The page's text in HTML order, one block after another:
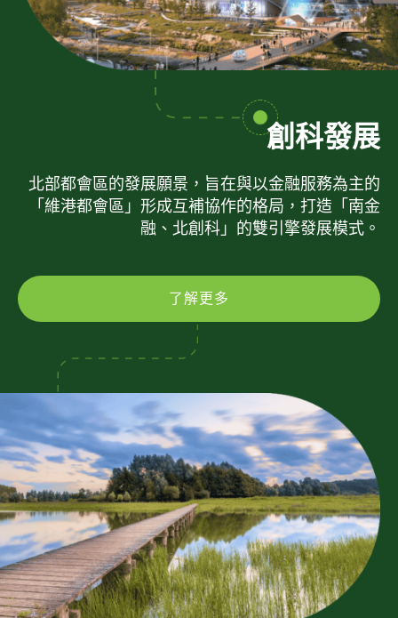
創科發展
北部都會區的發展願景，旨在與以金融服務為主的
「維港都會區」形成互補協作的格局，打造「南金
融、北創科」的雙引擎發展模式。
了解更多